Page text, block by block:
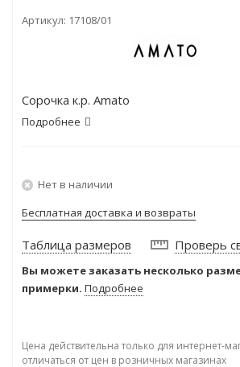
Артикул: 17108/01
Сорочка к.р. Amato
Подробнее
Нет в наличии
Бесплатная доставка и возвраты
Таблица размеров Проверь
Вы можете заказать несколько
примерки. Подробнее
Цена действительна только для интернет-
отличаться от цен в розничных магазинах